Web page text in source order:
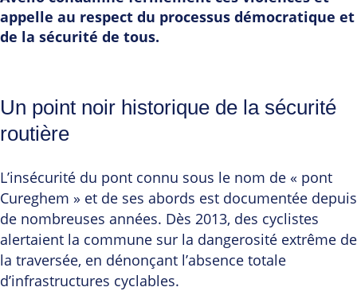
appelle au respect du processus démocratique et
de la sécurité de tous.
Un point noir historique de la sécurité
routière
L’insécurité du pont connu sous le nom de « pont
Cureghem » et de ses abords est documentée depuis
de nombreuses années. Dès 2013, des cyclistes
alertaient la commune sur la dangerosité extrême de
la traversée, en dénonçant l’absence totale
d’infrastructures cyclables.